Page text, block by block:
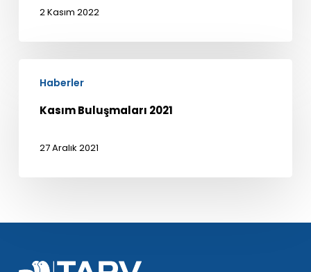
2 Kasım 2022
Buluşmaları
2021
Haberler
Kasım Buluşmaları 2021
27 Aralık 2021